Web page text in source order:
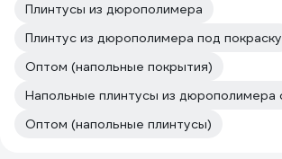
Плинтусы из дюрополимера
Плинтус из дюрополимера под покраску
Оптом (напольные покрытия)
Оптом (напольные плинтусы)